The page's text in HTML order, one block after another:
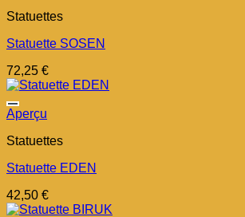
Statuettes
Statuette SOSEN
72,25 €
Aperçu
Statuettes
Statuette EDEN
42,50 €